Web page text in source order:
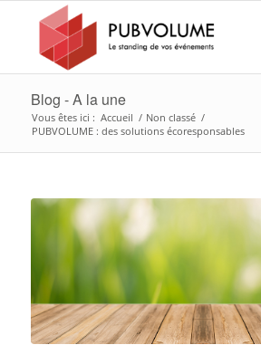
Blog - A la une
Vous êtes ici : Accueil / Non classé /
PUBVOLUME : des solutions écoresponsables